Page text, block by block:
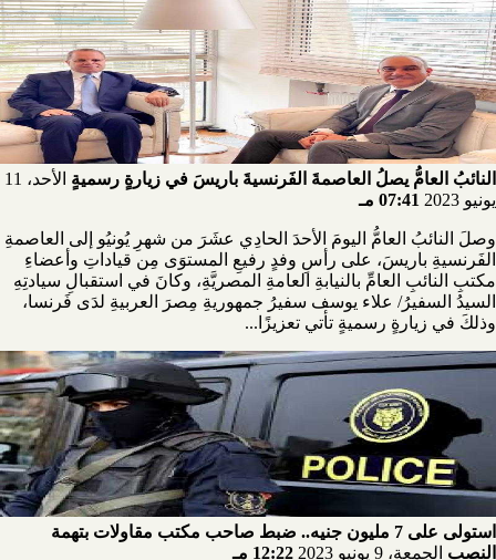
النائبُ العامُّ يصلُ العاصمةَ الفَرنسيةَ باريسَ في زيارةٍ رسميةٍ
الأحد، 11
يونيو 2023
07:41 مـ
وصلَ النائبُ العامُّ اليومَ الأحدَ الحادِي عشَرَ من شهرِ يُونيُو إلى العاصمةِ
الفَرنسيةِ باريسَ، على رأسِ وفدٍ رفيعِ المستوَى مِن قياداتِ وأعضاءِ
مكتبِ النائبِ العامِّ بالنيابةِ العامةِ المصريَّةِ، وكانَ في استقبالِ سيادتِهِ
السيدُ السفيرُ/ علاء يوسف سفيرُ جمهوريةِ مِصرَ العربيةِ لدَى فَرنسا،
وذلكَ في زيارةٍ رسميةٍ تأتي تعزيزًا...
استولى على 7 مليون جنيه.. ضبط صاحب مكتب مقاولات بتهمة
النصب الجمعة، 9 يونيو 2023 12:22 مـ